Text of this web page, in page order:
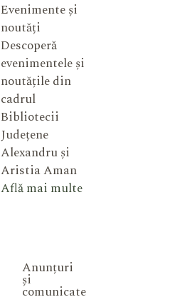
Evenimente și
noutăți
Descoperă
evenimentele și
noutățile din
cadrul
Bibliotecii
Județene
Alexandru și
Aristia Aman
Află mai multe
Anunțuri
și
comunicate